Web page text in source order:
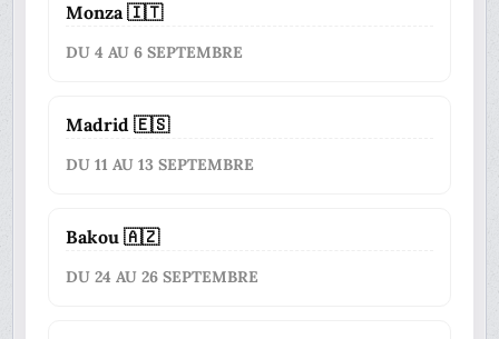
Monza 🇮🇹
DU 4 AU 6 SEPTEMBRE
Madrid 🇪🇸
DU 11 AU 13 SEPTEMBRE
Bakou 🇦🇿
DU 24 AU 26 SEPTEMBRE